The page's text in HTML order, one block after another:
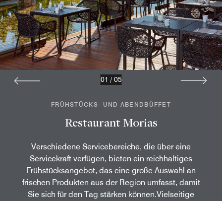
FRÜHSTÜCKS- UND ABENDBÜFFET
Restaurant Morias
Verschiedene Servicebereiche, die über eine
Servicekraft verfügen, bieten ein reichhaltiges
Frühstücksangebot, das eine große Auswahl an
frischen Produkten aus der Region umfasst, damit
Sie sich für den Tag stärken können.Vielseitige
01 / 05